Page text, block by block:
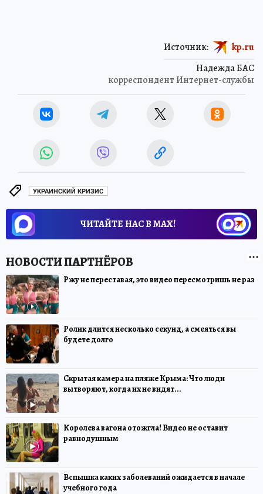
Надежда БАС
корреспондент Интернет-службы
Источник: kp.ru
УКРАИНСКИЙ КРИЗИС
ЧИТАЙТЕ НАС В МАХ!
Ржу не переставая, это видео пересмотришь не раз
Ролик длится несколько секунд, а смеяться вы
будете долго
Скрытая камера на пляже Крыма: Что люди
вытворяют, когда их не видят...
Королева вагона отожгла! Видео не оставит
равнодушным
Вспышка каких заболеваний ожидается в начале
учебного года